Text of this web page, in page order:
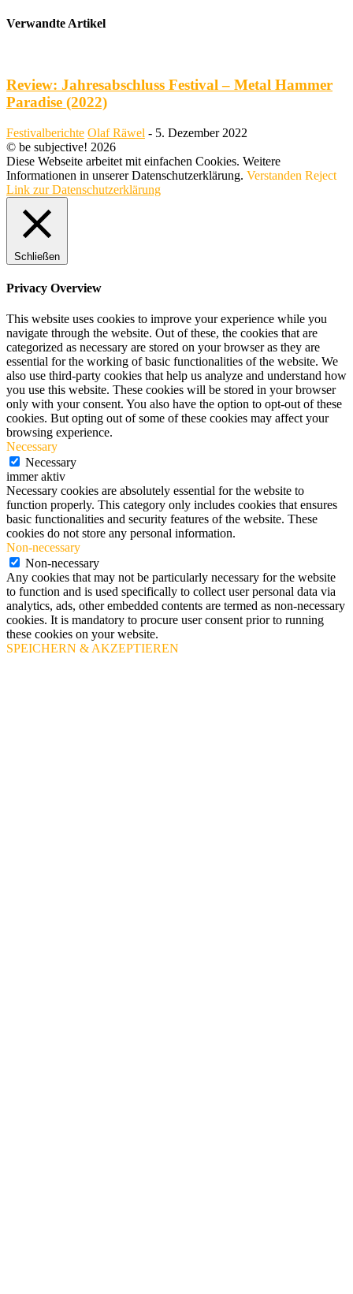
Verwandte Artikel
Review: Jahresabschluss Festival – Metal Hammer
Paradise (2022)
Festivalberichte Olaf Räwel - 5. Dezember 2022
© be subjective! 2026
Diese Webseite arbeitet mit einfachen Cookies. Weitere
Informationen in unserer Datenschutzerklärung. Verstanden Reject
Link zur Datenschutzerklärung
Schließen
Privacy Overview
This website uses cookies to improve your experience while you
navigate through the website. Out of these, the cookies that are
categorized as necessary are stored on your browser as they are
essential for the working of basic functionalities of the website. We
also use third-party cookies that help us analyze and understand how
you use this website. These cookies will be stored in your browser
only with your consent. You also have the option to opt-out of these
cookies. But opting out of some of these cookies may affect your
browsing experience.
Necessary
Necessary
immer aktiv
Necessary cookies are absolutely essential for the website to
function properly. This category only includes cookies that ensures
basic functionalities and security features of the website. These
cookies do not store any personal information.
Non-necessary
Non-necessary
Any cookies that may not be particularly necessary for the website
to function and is used specifically to collect user personal data via
analytics, ads, other embedded contents are termed as non-necessary
cookies. It is mandatory to procure user consent prior to running
these cookies on your website.
SPEICHERN & AKZEPTIEREN